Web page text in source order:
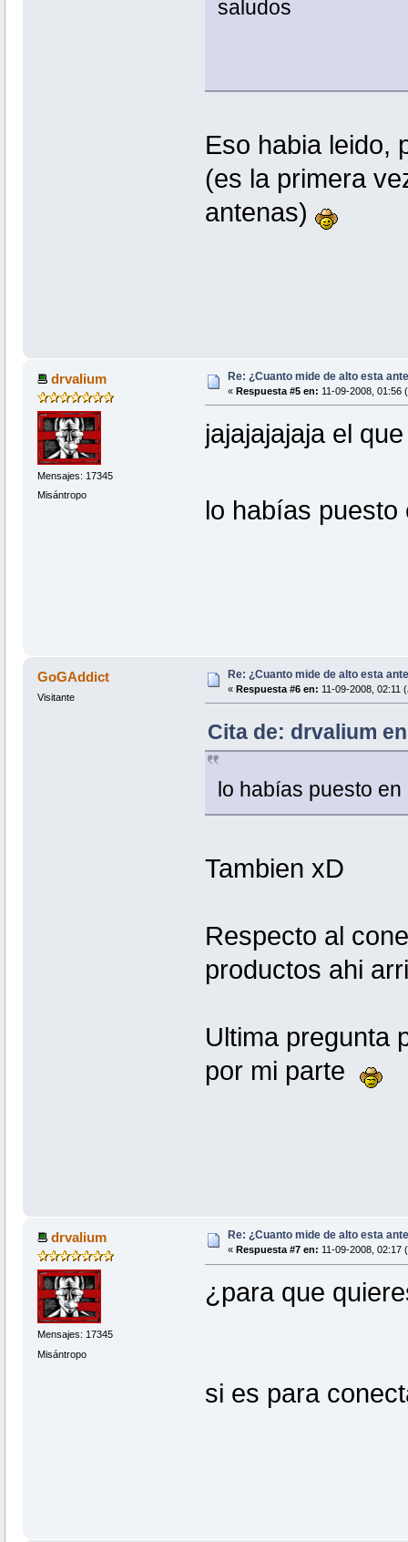
saludos
Eso habia leido,
(es la primera
antenas)
drvalium
Mensajes: 17345
Misántropo
Re: ¿Cuanto mide de alto esta
« Respuesta #5 en: 11-09-2008, 01:56
jajajajajaja el
lo habías
GoGAddict
Visitante
Re: ¿Cuanto mide de alto esta
« Respuesta #6 en: 11-09-2008, 02:11
Cita de: drvalium
lo habías puesto
Tambien xD
Respecto al
productos ahi
Ultima pregunta
por mi parte
drvalium
Mensajes: 17345
Misántropo
Re: ¿Cuanto mide de alto esta
« Respuesta #7 en: 11-09-2008, 02:17
¿para que
si es para